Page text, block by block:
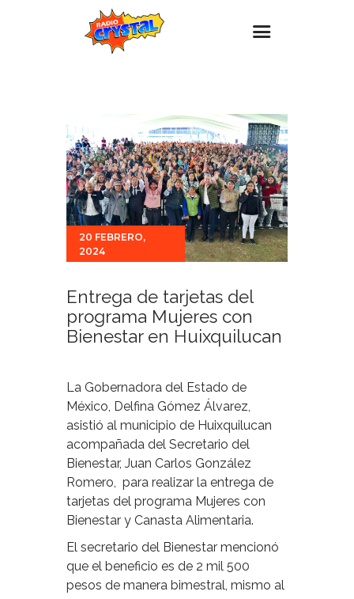
Estaciones
Eventos
Promociones
Noticias
Para ti
Contacto
20 FEBRERO,
2024
Entrega de tarjetas del
programa Mujeres con
Bienestar en Huixquilucan
La Gobernadora del Estado de
México, Delfina Gómez Álvarez,
asistió al municipio de Huixquilucan
acompañada del Secretario del
Bienestar, Juan Carlos González
Romero, para realizar la entrega de
tarjetas del programa Mujeres con
Bienestar y Canasta Alimentaria.
El secretario del Bienestar mencionó
que el beneficio es de 2 mil 500
pesos de manera bimestral, mismo al